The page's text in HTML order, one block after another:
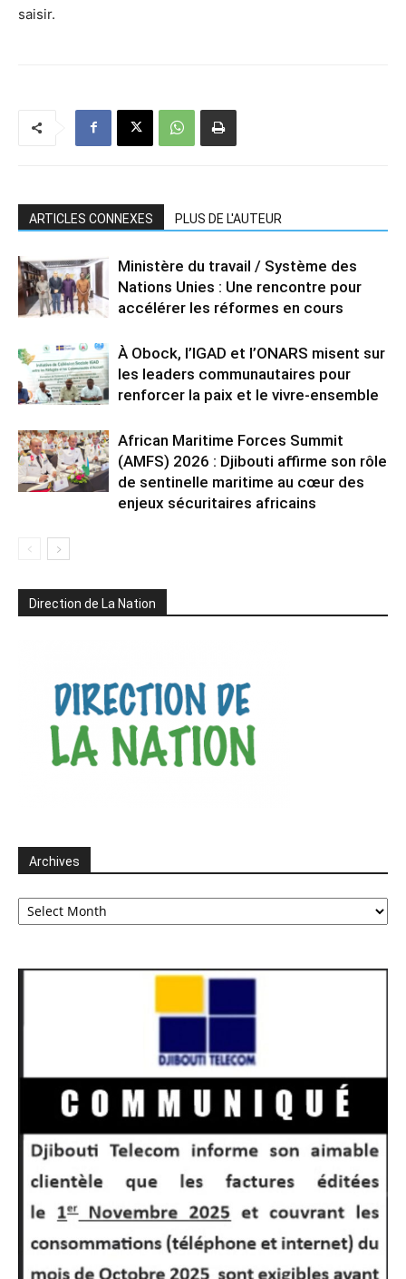
saisir.
ARTICLES CONNEXES PLUS DE L'AUTEUR
Ministère du travail / Système des
Nations Unies : Une rencontre pour
accélérer les réformes en cours
À Obock, l’IGAD et l’ONARS misent sur
les leaders communautaires pour
renforcer la paix et le vivre-ensemble
African Maritime Forces Summit
(AMFS) 2026 : Djibouti affirme son rôle
de sentinelle maritime au cœur des
enjeux sécuritaires africains
Direction de La Nation
Archives
Archives